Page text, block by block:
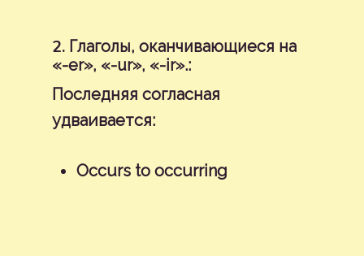
2. Глаголы, оканчивающиеся на
«-er», «-ur», «-ir».:
Последняя согласная
удваивается:
Occurs to occurring